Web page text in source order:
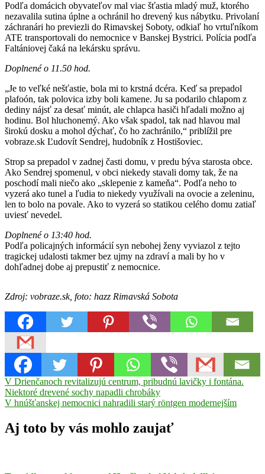
Podľa domácich obyvateľov mal viac šťastia mladý muž, ktorého
nezavalila sutina úplne a ochránil ho drevený kus nábytku. Privolaní
záchranári ho previezli do Rimavskej Soboty, odkiaľ ho vrtuľníkom
ATE transportovali do nemocnice v Banskej Bystrici. Polícia podľa
Faltániovej čaká na lekársku správu.
Doplnené o 11.50 hod.
„Je to veľké nešťastie, bola mi to krstná dcéra. Keď sa prepadol
plafoón, tak polovica izby boli kamene. Ju sa podarilo chlapom z
dediny nájsť za desať minút, ale chlapca hasiči hľadali možno aj
hodinu. Bol hluchonemý. Ako však spadol, tak nad hlavou mal
širokú dosku a mohol dýchať, čo ho zachránilo,“ priblížil pre
vobraze.sk Ľudovít Sendrej, hudobník z Hostišoviec.
Strop sa prepadol v zadnej časti domu, v predu býva starosta obce.
Ako Sendrej spomenul, v obci niekedy stavali domy tak, že na
poschodí mali niečo ako „sklepenie z kameňa“. Podľa neho to
vyzerá ako tunel a ľudia to niekedy využívali na ovocie a zeleninu,
len to bolo na povale. Ako to vyzerá so statikou celého domu zatiaľ
uviesť nevedel.
Doplnené o 13:40 hod.
Podľa policajných informácií syn nebohej ženy vyviazol z tejto
tragickej udalosti takmer bez ujmy na zdraví a mali by ho v
dohľadnej dobe aj prepustiť z nemocnice.
Zdroj: vobraze.sk, foto: hazz Rimavská Sobota
Navigácia
v
Previous
Post:
V Drienčanoch revitalizujú centrum, pribudnú lavičky i fontána.
Niektoré drevené sochy napadli chrobáky
Next
V hnúšťanskej nemocnici nahradili starý röntgen modernejším
Aj toto by vás mohlo zaujať